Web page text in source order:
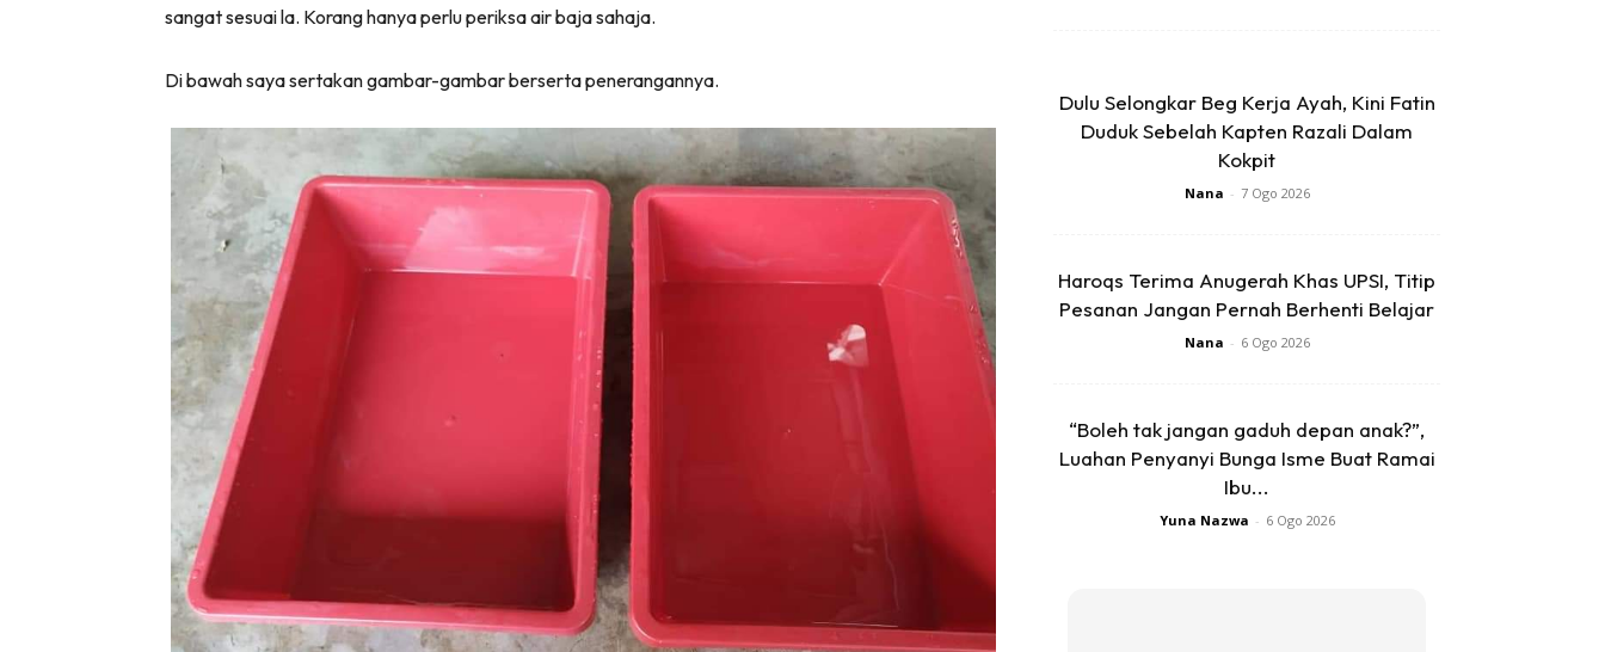
sangat sesuai la. Korang hanya perlu periksa air baja sahaja.
Di bawah saya sertakan gambar-gambar berserta penerangannya.
Dulu Selongkar Beg Kerja Ayah, Kini Fatin
Duduk Sebelah Kapten Razali Dalam
Kokpit
Nana - 7 Ogo 2026
Haroqs Terima Anugerah Khas UPSI, Titip
Pesanan Jangan Pernah Berhenti Belajar
Nana - 6 Ogo 2026
“Boleh tak jangan gaduh depan anak?”,
Luahan Penyanyi Bunga Isme Buat Ramai
Ibu...
Yuna Nazwa - 6 Ogo 2026